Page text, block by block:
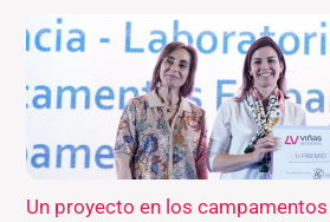
Un proyecto en los